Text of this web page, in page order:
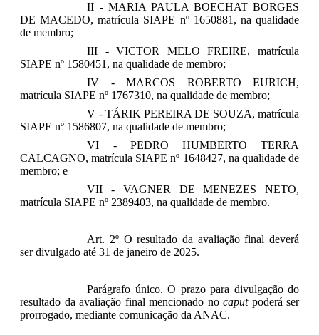
II - MARIA PAULA BOECHAT BORGES
DE MACEDO, matrícula SIAPE nº 1650881, na qualidade
de membro;
III - VICTOR MELO FREIRE, matrícula
SIAPE nº 1580451, na qualidade de membro;
IV - MARCOS ROBERTO EURICH,
matrícula SIAPE nº 1767310, na qualidade de membro;
V - TÁRIK PEREIRA DE SOUZA, matrícula
SIAPE nº 1586807, na qualidade de membro;
VI - PEDRO HUMBERTO TERRA
CALCAGNO, matrícula SIAPE nº 1648427, na qualidade de
membro; e
VII - VAGNER DE MENEZES NETO,
matrícula SIAPE nº 2389403, na qualidade de membro.
Art. 2º O resultado da avaliação final deverá
ser divulgado até 31 de janeiro de 2025.
Parágrafo único. O prazo para divulgação do
resultado da avaliação final mencionado no caput poderá ser
prorrogado, mediante comunicação da ANAC.